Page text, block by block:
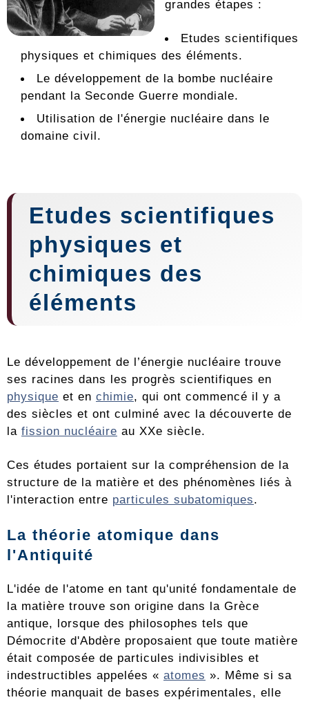
grandes étapes :
Etudes scientifiques
physiques et chimiques des éléments.
Le développement de la bombe nucléaire
pendant la Seconde Guerre mondiale.
Utilisation de l'énergie nucléaire dans le
domaine civil.
Etudes scientifiques
physiques et
chimiques des
éléments
Le développement de l’énergie nucléaire trouve
ses racines dans les progrès scientifiques en
physique et en chimie, qui ont commencé il y a
des siècles et ont culminé avec la découverte de
la fission nucléaire au XXe siècle.
Ces études portaient sur la compréhension de la
structure de la matière et des phénomènes liés à
l'interaction entre particules subatomiques.
La théorie atomique dans
l'Antiquité
L'idée de l'atome en tant qu'unité fondamentale de
la matière trouve son origine dans la Grèce
antique, lorsque des philosophes tels que
Démocrite d'Abdère proposaient que toute matière
était composée de particules indivisibles et
indestructibles appelées « atomes ». Même si sa
théorie manquait de bases expérimentales, elle